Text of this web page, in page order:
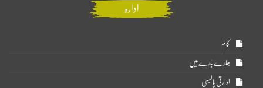
ادارہ
کالم
ہمارے بارے میں
ادارتی پالیسی